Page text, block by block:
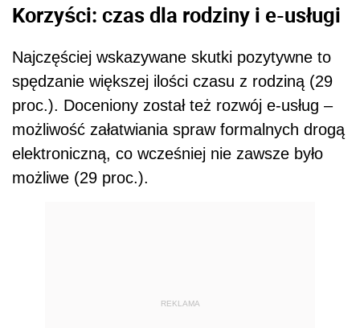
Korzyści: czas dla rodziny i e-usługi
Najczęściej wskazywane skutki pozytywne to
spędzanie większej ilości czasu z rodziną (29
proc.). Doceniony został też rozwój e-usług –
możliwość załatwiania spraw formalnych drogą
elektroniczną, co wcześniej nie zawsze było
możliwe (29 proc.).
REKLAMA